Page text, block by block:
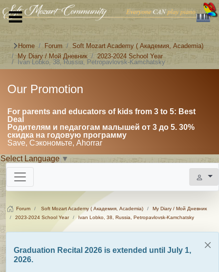
Home Forum
Soft Mozart Academy ( Академия, Academia)
My Diary / Мой Дневник
2023-2024 School Year
Ivan Lobko, 38, Russia, Petropavlovsk-Kamchatsky
Our Promotion
For parents and educators of kids from 3 to 5: Best
Deal
Родителям и педагогам малышей от 3 до 5. 30%
скидка на годовую программу
Save, Сэкономьте, Ahorrar
Select Language ▼
Forum Soft Mozart Academy ( Академия, Academia)
My Diary / Мой Дневник
2023-2024 School Year
Ivan Lobko, 38, Russia, Petropavlovsk-Kamchatsky
Graduation Recital 2026 is extended until July 1,
2026.